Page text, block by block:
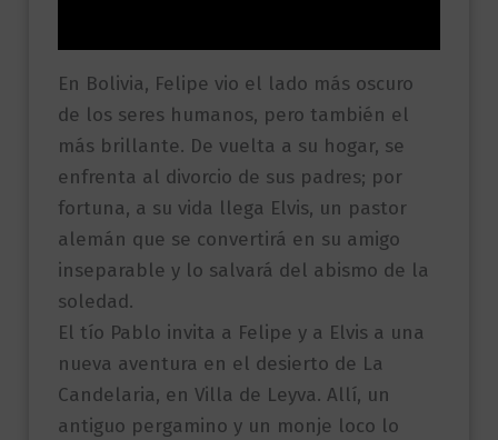
En Bolivia, Felipe vio el lado más oscuro
de los seres humanos, pero también el
más brillante. De vuelta a su hogar, se
enfrenta al divorcio de sus padres; por
fortuna, a su vida llega Elvis, un pastor
alemán que se convertirá en su amigo
inseparable y lo salvará del abismo de la
soledad.
El tío Pablo invita a Felipe y a Elvis a una
nueva aventura en el desierto de La
Candelaria, en Villa de Leyva. Allí, un
antiguo pergamino y un monje loco lo